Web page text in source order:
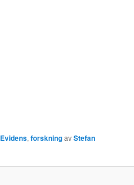
Evidens,forskningavStefan